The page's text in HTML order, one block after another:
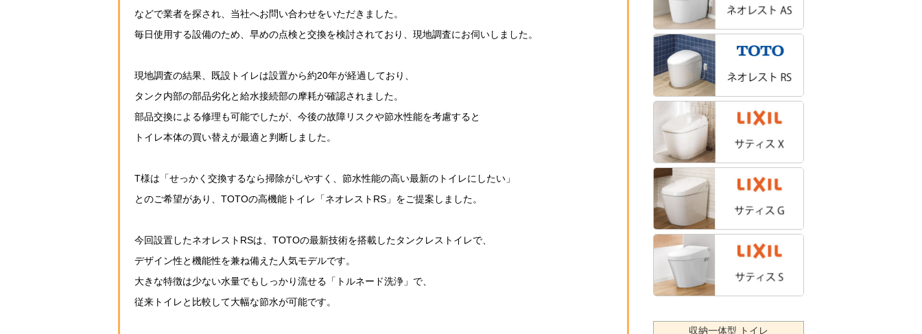
などで業者を探され、当社へお問い合わせをいただきました。
毎日使用する設備のため、早めの点検と交換を検討されており、現地調査にお伺いしました。
現地調査の結果、既設トイレは設置から約20年が経過しており、
タンク内部の部品劣化と給水接続部の摩耗が確認されました。
部品交換による修理も可能でしたが、今後の故障リスクや節水性能を考慮すると
トイレ本体の買い替えが最適と判断しました。
T様は「せっかく交換するなら掃除がしやすく、節水性能の高い最新のトイレにしたい」
とのご希望があり、TOTOの高機能トイレ「ネオレストRS」をご提案しました。
今回設置したネオレストRSは、TOTOの最新技術を搭載したタンクレストイレで、
デザイン性と機能性を兼ね備えた人気モデルです。
大きな特徴は少ない水量でもしっかり流せる「トルネード洗浄」で、
従来トイレと比較して大幅な節水が可能です。
収納一体型 トイレ